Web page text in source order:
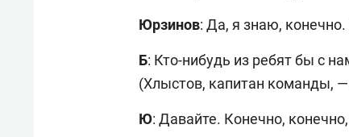
Юрзинов: Да, я знаю,
Б: Кто-нибудь из ребят бы с
(Хлыстов, капитан команды,
Ю: Давайте. Конечно,